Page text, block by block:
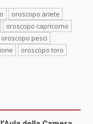
oroscopo ariete
oroscopo capricorno
oroscopo pesci
oroscopo toro